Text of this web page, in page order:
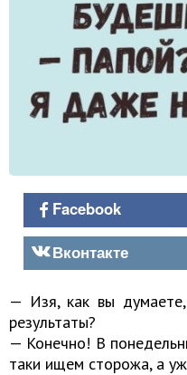
Facebook
Вконтакте
— Изя, как вы
результаты?
— Конечно! В
таки ищем сторожа, а